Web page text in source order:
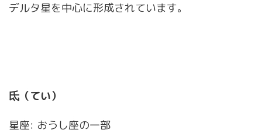
デルタ星を中心に形成されています。
氐（てい）
星座: おうし座の一部